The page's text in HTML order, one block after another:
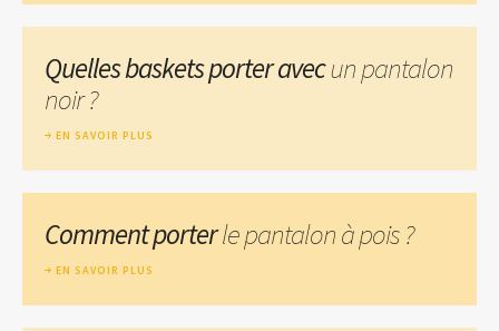
Quelles baskets porter avecun pantalon
noir ?
EN SAVOIR PLUS
Comment porterle pantalon à pois ?
EN SAVOIR PLUS